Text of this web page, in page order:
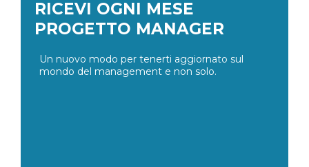
RICEVI OGNI MESE
PROGETTO MANAGER
Un nuovo modo per tenerti aggiornato sul
mondo del management e non solo.